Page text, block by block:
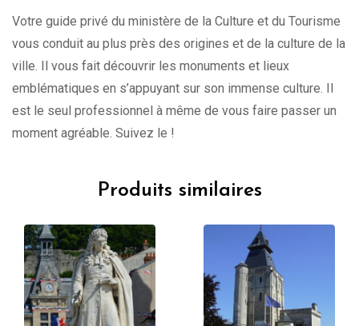
Votre guide privé du ministère de la Culture et du Tourisme
vous conduit au plus près des origines et de la culture de la
ville. Il vous fait découvrir les monuments et lieux
emblématiques en s’appuyant sur son immense culture. Il
est le seul professionnel à même de vous faire passer un
moment agréable. Suivez le !
Produits similaires